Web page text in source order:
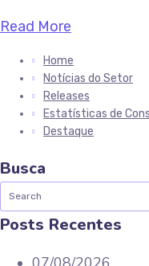
Read More
Home
Notícias do Setor
Releases
Estatísticas de
Destaque
Busca
Posts Recentes